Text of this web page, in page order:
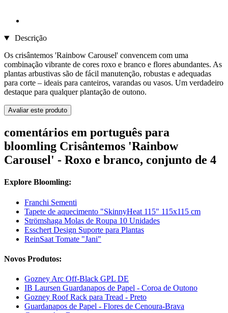
Descrição
Os crisântemos 'Rainbow Carousel' convencem com uma
combinação vibrante de cores roxo e branco e flores abundantes. As
plantas arbustivas são de fácil manutenção, robustas e adequadas
para corte – ideais para canteiros, varandas ou vasos. Um verdadeiro
destaque para qualquer plantação de outono.
Avaliar este produto
comentários em português para
bloomling Crisântemos 'Rainbow
Carousel' - Roxo e branco, conjunto de 4
Explore Bloomling:
Franchi Sementi
Tapete de aquecimento "SkinnyHeat 115" 115x115 cm
Strömshaga Molas de Roupa 10 Unidades
Esschert Design Suporte para Plantas
ReinSaat Tomate "Jani"
Novos Produtos:
Gozney Arc Off-Black GPL DE
IB Laursen Guardanapos de Papel - Coroa de Outono
Gozney Roof Rack para Tread - Preto
Guardanapos de Papel - Flores de Cenoura-Brava